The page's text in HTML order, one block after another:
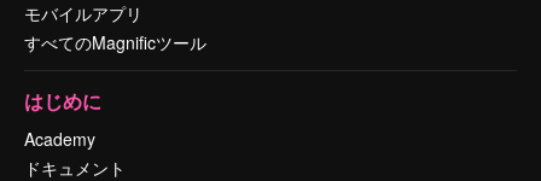
モバイルアプリ
すべてのMagnificツール
はじめに
Academy
ドキュメント